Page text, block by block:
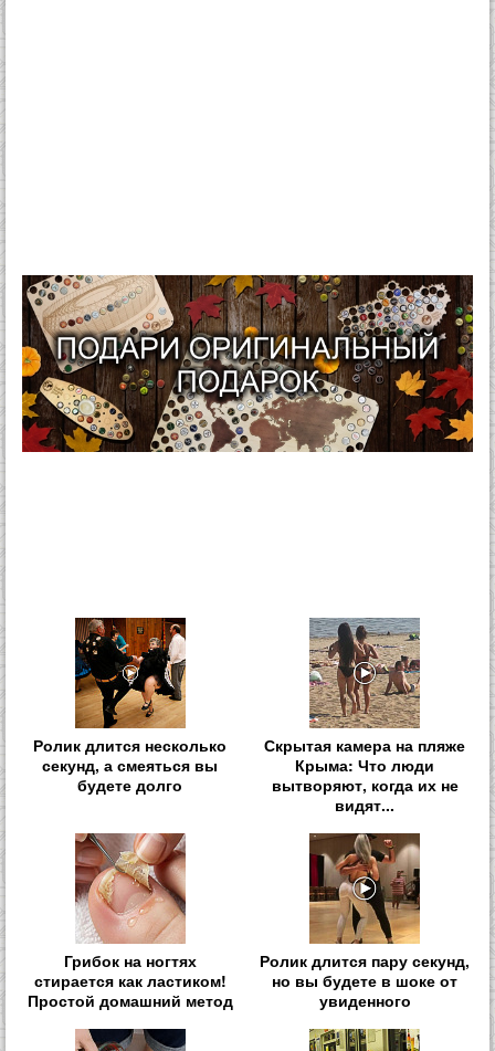
Ролик длится несколько
секунд, а смеяться вы
будете долго
Скрытая камера на пляже
Крыма: Что люди
вытворяют, когда их не
видят...
Грибок на ногтях
стирается как ластиком!
Простой домашний метод
Ролик длится пару секунд,
но вы будете в шоке от
увиденного